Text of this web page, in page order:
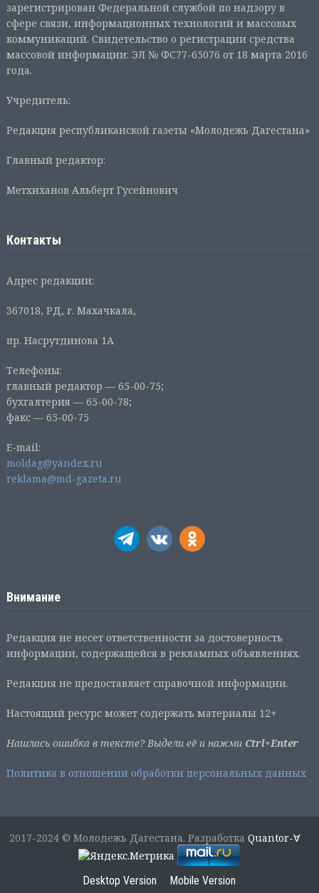
зарегистрирован Федеральной службой по надзору в
сфере связи, информационных технологий и массовых
коммуникаций. Свидетельство о регистрации средства
массовой информации: ЭЛ № ФС77-65076 от 18 марта 2016
года.
Учредитель:
Редакция республиканской газеты «Молодежь Дагестана»
Главный редактор:
Метхиханов Альберт Гусейнович
Контакты
Адрес редакции:
367018, РД, г. Махачкала,
пр. Насрутдинова 1А
Телефоны:
главный редактор — 65-00-75;
бухгалтерия — 65-00-78;
факс — 65-00-75
E-mail:
moldag@yandex.ru
reklama@md-gazeta.ru
Внимание
Редакция не несет ответственности за достоверность
информации, содержащейся в рекламных объявлениях.
Редакция не предоставляет справочной информации.
Настоящий ресурс может содержать материалы 12+
Нашлась ошибка в тексте? Выдели её и нажми Ctrl+Enter
Политика в отношении обработки персональных данных
2017-2024 © Молодежь Дагестана. РазработкаQuantor-∀
Desktop Version Mobile Version